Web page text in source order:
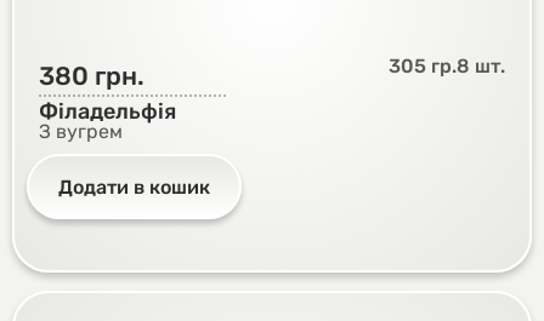
380 грн. 305 гр.8 шт.
Філадельфія
З вугрем
Додати в кошик